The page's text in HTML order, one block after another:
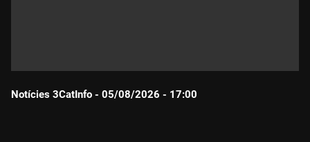
Notícies 3CatInfo - 05/08/2026 - 17:00